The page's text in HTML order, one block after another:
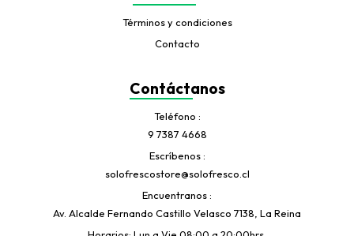
Términos y condiciones
Contacto
Contáctanos
Teléfono
9 7387 4668
Escríbenos
solofrescostore@solofresco.cl
Encuentranos
Av. Alcalde Fernando Castillo Velasco 7138, La Reina